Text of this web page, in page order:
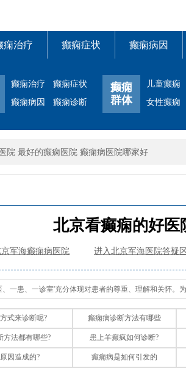
痫治疗 癫痫症状 癫痫病因
癫痫治疗
癫痫症状
癫痫病因
癫痫诊断
癫痫
群体
儿童癫痫
女性癫痫
院 最好的癫痫医院 癫痫病医院哪家好
北京看癫痫的好医
京军海癫痫病医院 进入北京军海医院答疑
、一患、一诊室'充分体现对患者的尊重、理解和关怀。
式来诊断呢? 癫痫病诊断方法有哪些
方法都有哪些? 患上羊癫疯如何诊断?
因造成的? 癫痫病是如何引发的